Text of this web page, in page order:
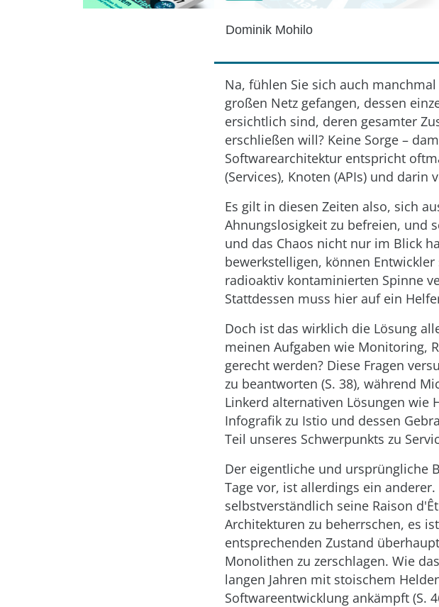
Dominik Mohilo
Na, fühlen Sie sich auch
großen Netz gefangen, dessen
ersichtlich sind, deren gesamter
erschließen will? Keine Sorge –
Softwarearchitektur entspricht
(Services), Knoten (APIs) und
Es gilt in diesen Zeiten also, sich
Ahnungslosigkeit zu befreien, und
und das Chaos nicht nur im Blick
bewerkstelligen, können
radioaktiv kontaminierten Spinne
Stattdessen muss hier auf ein
Doch ist das wirklich die Lösung
meinen Aufgaben wie Monitoring,
gerecht werden? Diese Fragen
zu beantworten (S. 38), während
Linkerd alternativen Lösungen wie
Infografik zu Istio und dessen
Teil unseres Schwerpunkts zu
Der eigentliche und ursprüngliche
Tage vor, ist allerdings ein
selbstverständlich seine Raison
Architekturen zu beherrschen, es
entsprechenden Zustand
Monolithen zu zerschlagen. Wie
langen Jahren mit stoischem
Softwareentwicklung ankämpft (S.